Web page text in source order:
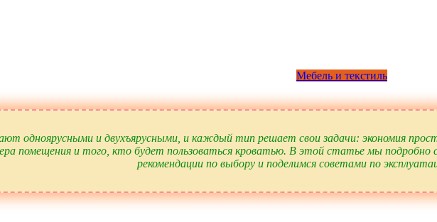
Мебель и текстиль
одноярусными и двухъярусными, и каждый тип решает свои задачи: экономия
помещения и того, кто будет пользоваться кроватью. В этой статье мы подробно
рекомендации по выбору и поделимся советами по